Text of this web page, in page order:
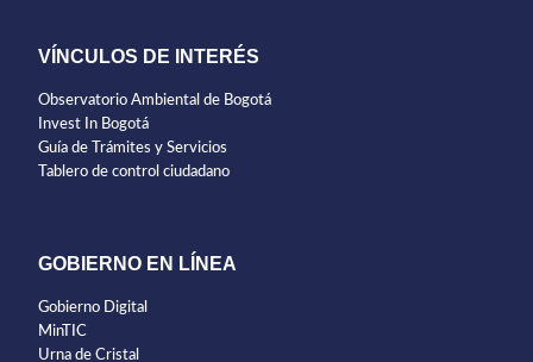
VÍNCULOS DE INTERÉS
Observatorio Ambiental de Bogotá
Invest In Bogotá
Guía de Trámites y Servicios
Tablero de control ciudadano
GOBIERNO EN LÍNEA
Gobierno Digital
MinTIC
Urna de Cristal